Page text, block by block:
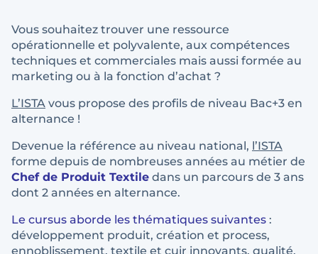
Vous souhaitez trouver une ressource
opérationnelle et polyvalente, aux compétences
techniques et commerciales mais aussi formée au
marketing ou à la fonction d’achat ?
L’ISTA vous propose des profils de niveau Bac+3 en
alternance !
Devenue la référence au niveau national, l’ISTA
forme depuis de nombreuses années au métier de
Chef de Produit Textile dans un parcours de 3 ans
dont 2 années en alternance.
Le cursus aborde les thématiques suivantes :
développement produit, création et process,
ennoblissement, textile et cuir innovants, qualité,